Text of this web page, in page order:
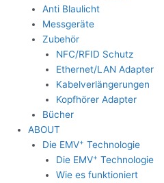
Anti Blaulicht
Messgeräte
Zubehör
NFC/RFID Schutz
Ethernet/LAN Adapter
Kabelverlängerungen
Kopfhörer Adapter
Bücher
ABOUT
Die EMV+ Technologie
Die EMV+ Technologie
Wie es funktioniert